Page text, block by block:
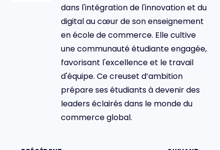
dans l'intégration de l'innovation et du
digital au cœur de son enseignement
en école de commerce. Elle cultive
une communauté étudiante engagée,
favorisant l'excellence et le travail
d'équipe. Ce creuset d’ambition
prépare ses étudiants à devenir des
leaders éclairés dans le monde du
commerce global.